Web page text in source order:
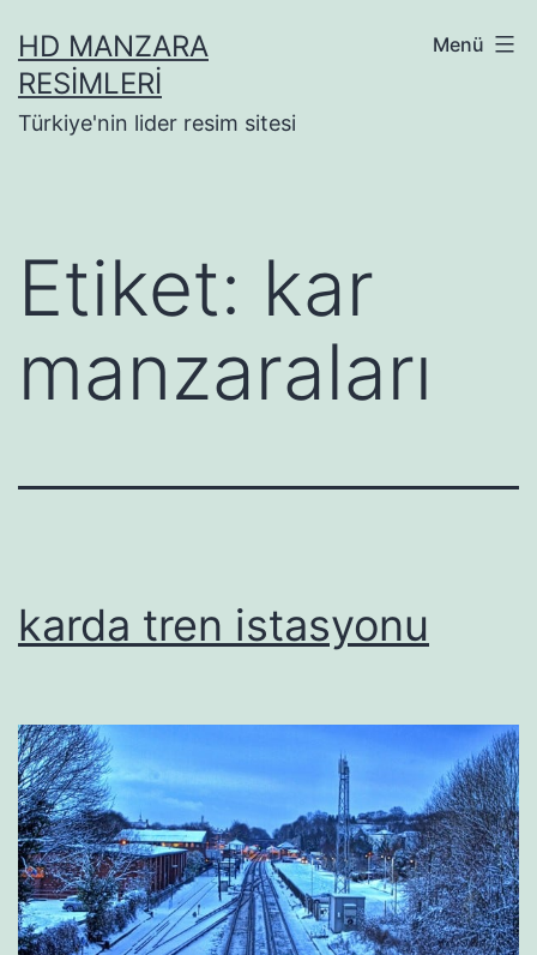
geçHD MANZARA
RESIMLERI
Türkiye'nin lider resim sitesi
Menü
Etiket: kar
manzaraları
karda tren istasyonu